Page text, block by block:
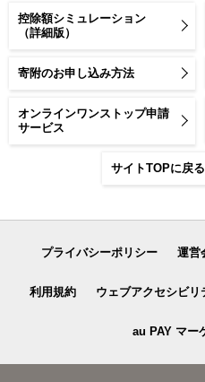
控除額シミュレーション
（詳細版）
寄附のお申し込み方法
オンラインワンストップ申請
サービス
サイトTOPに戻る
プライバシーポリシー 運営
利用規約 ウェブアクセシビリ
au PAY マー